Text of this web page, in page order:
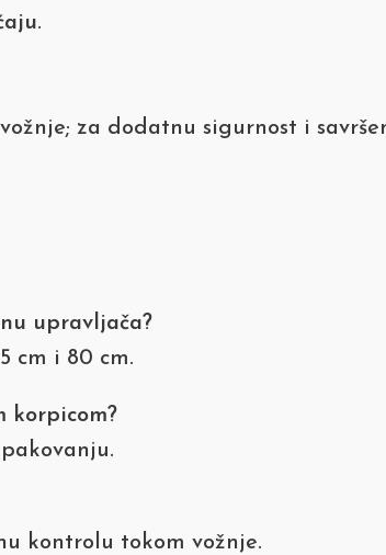
.
za dodatnu sigurnost i
upravljača?
cm i 80 cm.
korpicom?
kontrolu tokom vožnje.